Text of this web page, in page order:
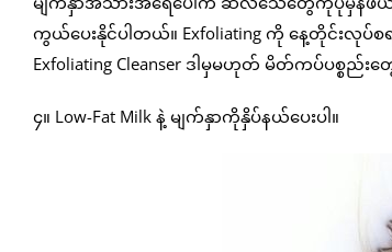
ကွယ်ပေးနိုင်ပါတယ်။ Exfoliating ကို နေ့တိုင်းလု
Exfoliating Cleanser ဒါမှမဟုတ် မိတ်ကပ်ပစ္စ
၄။ Low-Fat Milk နဲ့ မျက်နှာကိုနှိပ်နယ်ပေးပါ။